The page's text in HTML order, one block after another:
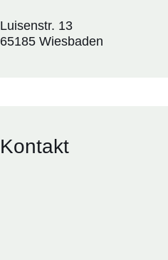
Luisenstr. 13
65185 Wiesbaden
Kontakt